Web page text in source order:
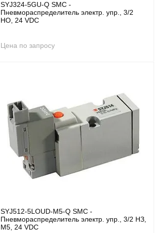
SYJ324-5GU-Q SMC -
Пневмораспределитель электр. упр., 3/2
НО, 24 VDC
Цена по запросу
SYJ512-5LOUD-M5-Q SMC -
Пневмораспределитель электр. упр., 3/2 НЗ,
M5, 24 VDC